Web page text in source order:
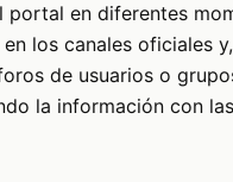
portal en diferentes
los canales oficiales
de usuarios o
la información con las